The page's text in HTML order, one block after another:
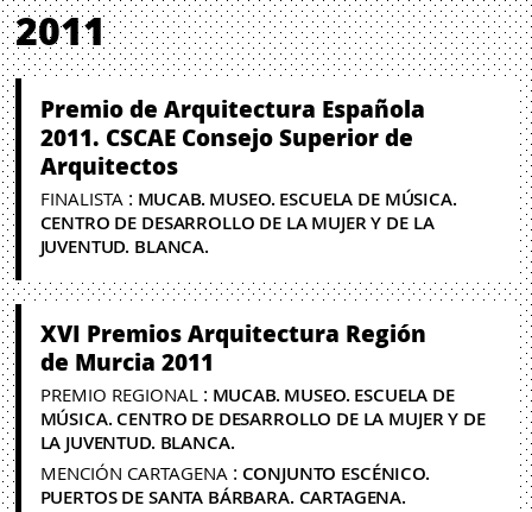
2011
Premio de Arquitectura Española
2011. CSCAE Consejo Superior de
Arquitectos
FINALISTA: MUCAB. MUSEO. ESCUELA DE MÚSICA.
CENTRO DE DESARROLLO DE LA MUJER Y DE LA
JUVENTUD. BLANCA.
XVI Premios Arquitectura Región
de Murcia 2011
PREMIO REGIONAL: MUCAB. MUSEO. ESCUELA DE
MÚSICA. CENTRO DE DESARROLLO DE LA MUJER Y DE
LA JUVENTUD. BLANCA.
MENCIÓN CARTAGENA: CONJUNTO ESCÉNICO.
PUERTOS DE SANTA BÁRBARA. CARTAGENA.